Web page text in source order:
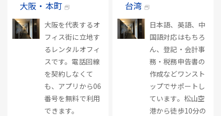
大阪・本町
大阪を代表するオ
フィス街に立地す
るレンタルオフィ
スです。電話回線
を契約しなくて
も、アプリから06
番号を無料で利用
できます。
台湾
日本語、英語、中
国語対応はもちろ
ん、登記・会計事
務・税務申告書の
作成などワンスト
ップでサポートし
ています。松山空
港から徒歩10分の